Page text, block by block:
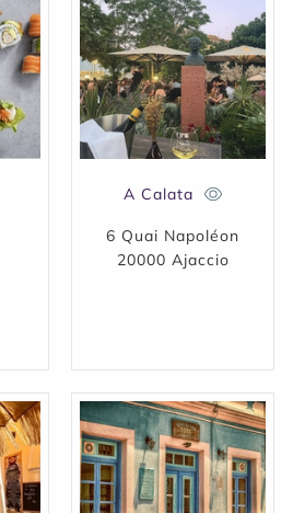
A Calata
6 Quai Napoléon
20000 Ajaccio